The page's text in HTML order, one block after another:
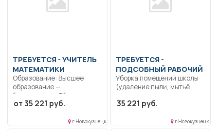
ТРЕБУЕТСЯ - УЧИТЕЛЬ
МАТЕМАТИКИ
Образование: Высшее
образование —
бакалавриат.. Обучение и
воспитание учащихся...
от 35 221 руб.
г Новокузнецк
ТРЕБУЕТСЯ -
ПОДСОБНЫЙ РАБОЧИЙ
Уборка помещений школы
(удаление пыли, мытьё
35 221 руб.
г Новокузнецк